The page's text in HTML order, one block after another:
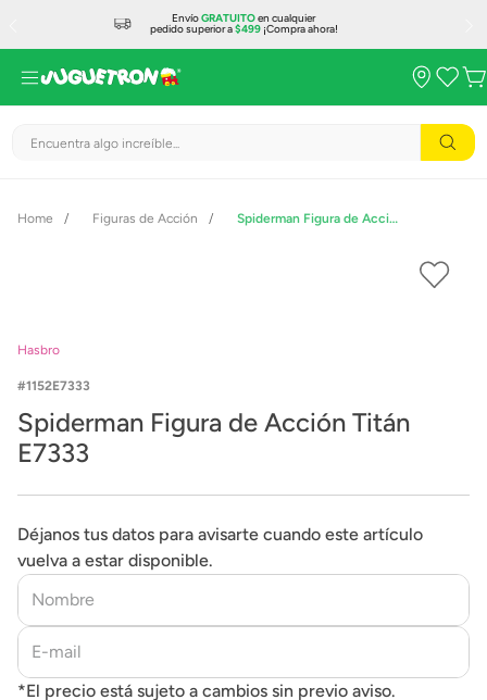
EnvíoGRATUITOen cualquier
pedido superior a$499¡Compra ahora!
Encuentra algo increíble...
Figuras de Acción Spiderman Figura de Acción Titán E7333
Hasbro
1152E7333
Spiderman Figura de Acción Titán
E7333
Déjanos tus datos para avisarte cuando este artículo
vuelva a estar disponible.